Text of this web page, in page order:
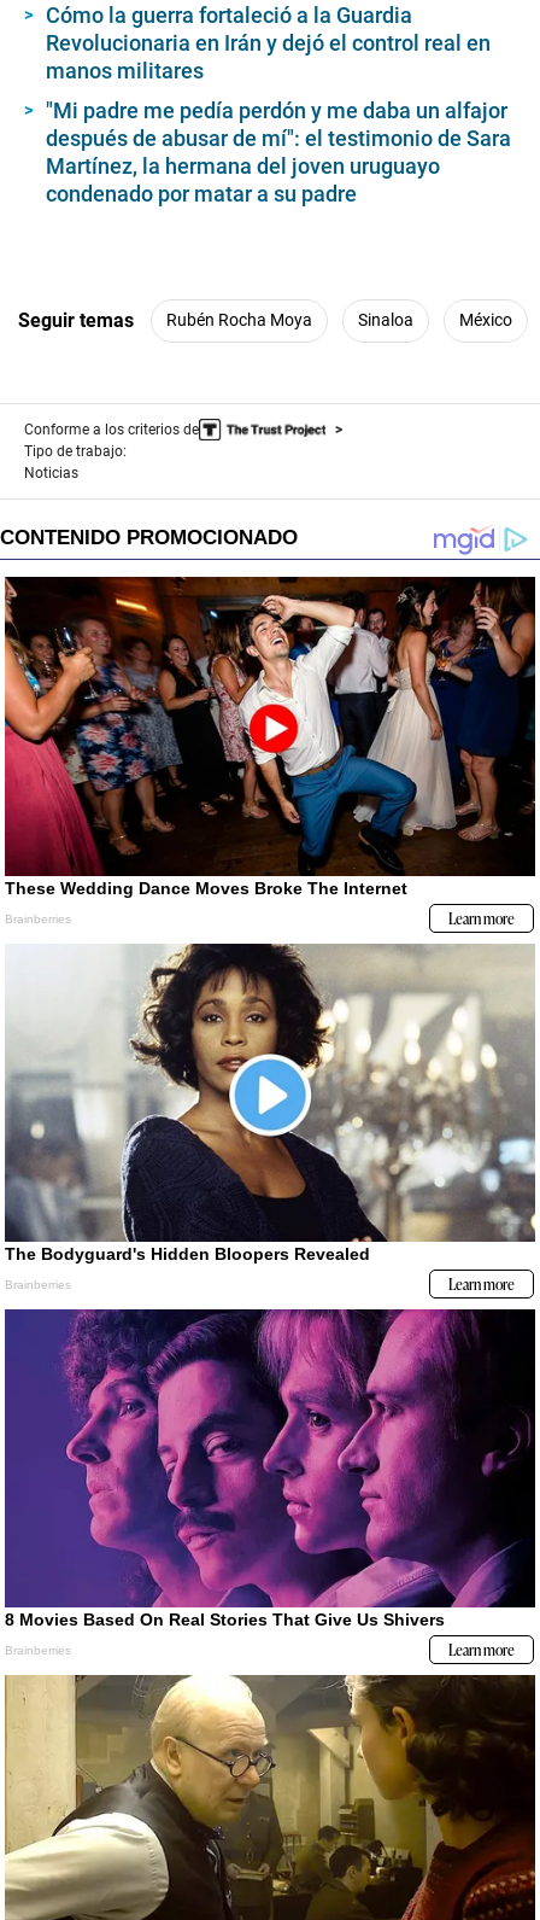
Cómo la guerra fortaleció a la Guardia
Revolucionaria en Irán y dejó el control real en
manos militares
"Mi padre me pedía perdón y me daba un alfajor
después de abusar de mí": el testimonio de Sara
Martínez, la hermana del joven uruguayo
condenado por matar a su padre
Seguir temas Rubén Rocha Moya Sinaloa México
Conforme a los criterios de
Tipo de trabajo:
Noticias